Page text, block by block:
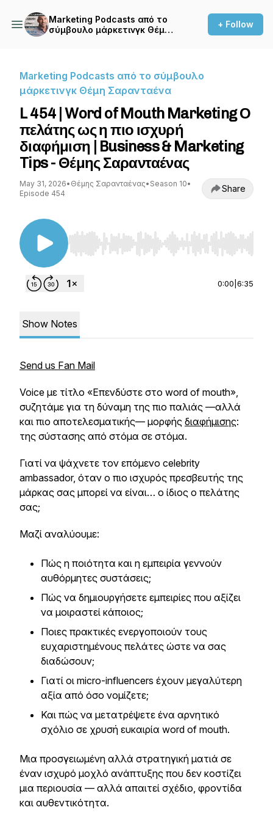
Marketing Podcasts από το
σύμβουλο μάρκετινγκ Θέμη
+ Follow
Marketing Podcasts από το σύμβουλο
μάρκετινγκ Θέμη Σαρανταένα
L 454 | Word of Mouth Marketing Ο
πελάτης ως η πιο ισχυρή
διαφήμιση | Business & Marketing
Tips - Θέμης Σαρανταένας
May 31, 2026• Θέμης Σαρανταένας• Season 10•
Episode 454
Share
Use Left/Right to seek, Home/End to jump to
0:00 6:35
Show Notes
Send us Fan Mail
Voice με τίτλο «Επενδύστε στο word of mouth»,
συζητάμε για τη δύναμη της πιο παλιάς —αλλά
και πιο αποτελεσματικής— μορφής διαφήμισης:
της σύστασης από στόμα σε στόμα.
Γιατί να ψάχνετε τον επόμενο celebrity
ambassador, όταν ο πιο ισχυρός πρεσβευτής της
μάρκας σας μπορεί να είναι… ο ίδιος ο πελάτης
σας;
Μαζί αναλύουμε:
Πώς η ποιότητα και η εμπειρία γεννούν
αυθόρμητες συστάσεις;
Πώς να δημιουργήσετε εμπειρίες που αξίζει
να μοιραστεί κάποιος;
Ποιες πρακτικές ενεργοποιούν τους
ευχαριστημένους πελάτες ώστε να σας
διαδώσουν;
Γιατί οι micro-influencers έχουν μεγαλύτερη
αξία από όσο νομίζετε;
Και πώς να μετατρέψετε ένα αρνητικό
σχόλιο σε χρυσή ευκαιρία word of mouth.
Μια προσγειωμένη αλλά στρατηγική ματιά σε
έναν ισχυρό μοχλό ανάπτυξης που δεν κοστίζει
μια περιουσία — αλλά απαιτεί σχέδιο, φροντίδα
και αυθεντικότητα.